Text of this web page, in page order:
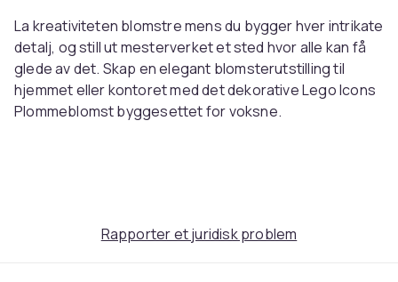
La kreativiteten blomstre mens du bygger hver intrikate
detalj, og still ut mesterverket et sted hvor alle kan få
glede av det. Skap en elegant blomsterutstilling til
hjemmet eller kontoret med det dekorative Lego Icons
Plommeblomst byggesettet for voksne.
Rapporter et juridisk problem